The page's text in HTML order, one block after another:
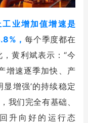
业增加值增速是
，每个季度都在
黄利斌表示：“今
增速逐季加快、产
增强’的持续稳定
我们完全有基础、
升向好的运行态